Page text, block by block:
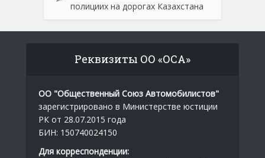
полициих на дорогах Казахстана
Реквизиты ОО «ОСА»
ОО "Общественный Союз Автомобилистов"
зарегистрировано в Министерстве юстиции
РК от 28.07.2015 года
БИН: 150740024150
Для корреспонденции: